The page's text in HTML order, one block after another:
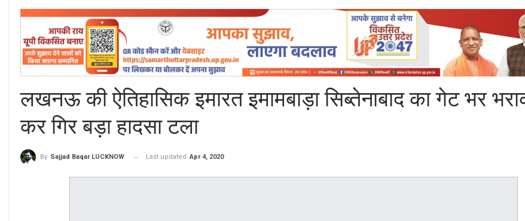
लखनऊ की ऐतिहासिक इमारत इमामबाड़ा सिब्तेनाबाद का गेट भर
कर गिर बड़ा हादसा टला
By Sajjad Baqar LUCKNOW Last updated Apr 4, 2020